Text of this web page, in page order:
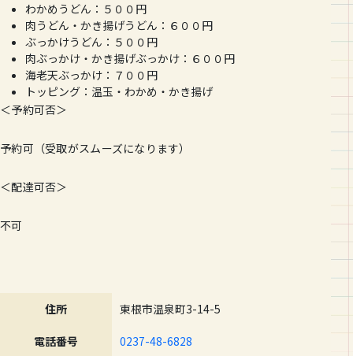
わかめうどん：５００円
肉うどん・かき揚げうどん：６００円
ぶっかけうどん：５００円
肉ぶっかけ・かき揚げぶっかけ：６０ ０円
海老天ぶっかけ：７００円
トッピング：温玉・わかめ・ かき揚げ
＜予約可否＞
予約可（受取がスムーズになります）
＜配達可否＞
不可
住所 東根市温泉町3-14-5
電話番号 0237-48-6828